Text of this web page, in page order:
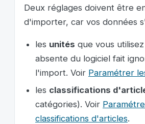
Deux réglages doivent être
d'importer, car vos données
les unités que vous
absente du logiciel fait
l'import. Voir Paramétrer
les classifications
catégories). Voir
classifications d'articles.